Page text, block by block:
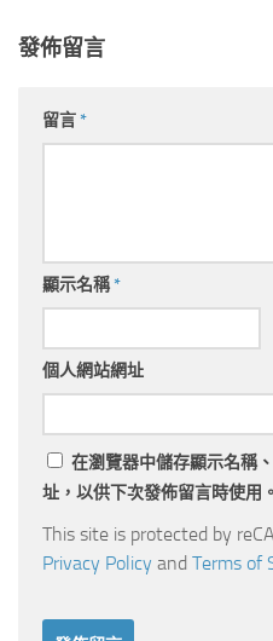
發佈留言
留言*
顯示名稱*
個人網站網址
在瀏覽器中儲存顯示名稱
址，以供下次發佈留言時使用。
This site is protected by
Privacy Policy and Terms of